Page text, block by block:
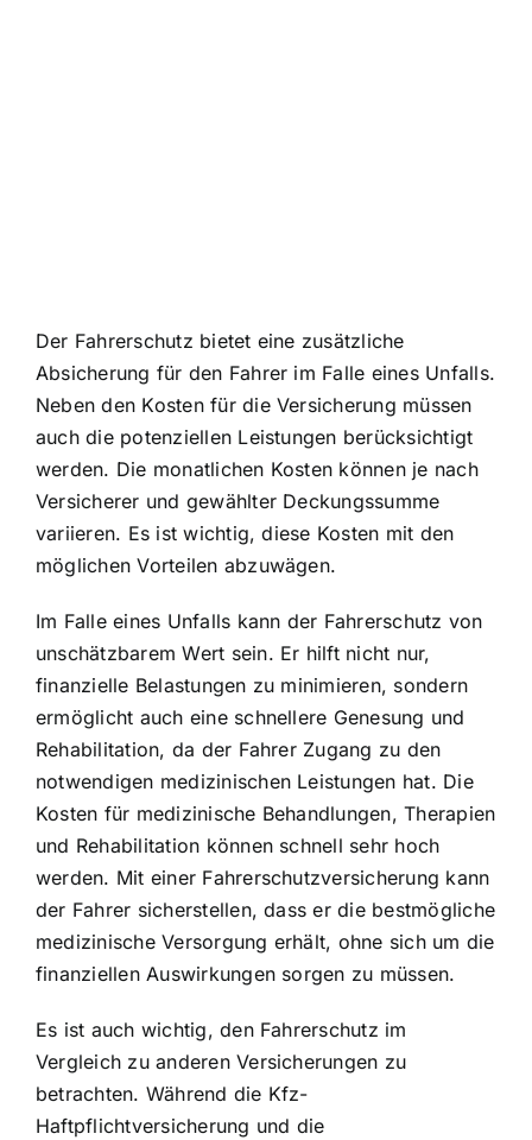
Der Fahrerschutz bietet eine zusätzliche
Absicherung für den Fahrer im Falle eines Unfalls.
Neben den Kosten für die Versicherung müssen
auch die potenziellen Leistungen berücksichtigt
werden. Die monatlichen Kosten können je nach
Versicherer und gewählter Deckungssumme
variieren. Es ist wichtig, diese Kosten mit den
möglichen Vorteilen abzuwägen.
Im Falle eines Unfalls kann der Fahrerschutz von
unschätzbarem Wert sein. Er hilft nicht nur,
finanzielle Belastungen zu minimieren, sondern
ermöglicht auch eine schnellere Genesung und
Rehabilitation, da der Fahrer Zugang zu den
notwendigen medizinischen Leistungen hat. Die
Kosten für medizinische Behandlungen, Therapien
und Rehabilitation können schnell sehr hoch
werden. Mit einer Fahrerschutzversicherung kann
der Fahrer sicherstellen, dass er die bestmögliche
medizinische Versorgung erhält, ohne sich um die
finanziellen Auswirkungen sorgen zu müssen.
Es ist auch wichtig, den Fahrerschutz im
Vergleich zu anderen Versicherungen zu
betrachten. Während die Kfz-
Haftpflichtversicherung und die